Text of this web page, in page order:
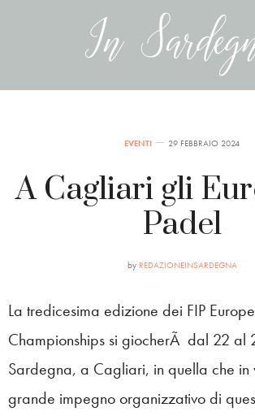
EVENTI 29 FEBBRAIO 2024
A Cagliari gli
Padel
by REDAZIONEINSARDEGNA
La tredicesima edizione dei FIP
Championships si giocherÃ dal 22 al
Sardegna, a Cagliari, in quella che in
grande impegno organizzativo di